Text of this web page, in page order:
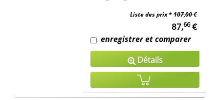
Liste des prix *107,00 €
87,66€
enregistrer et comparer
Détails